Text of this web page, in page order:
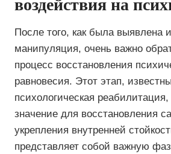
воздействия на
После того, как была выявлена
манипуляция, очень важно
процесс восстановления
равновесия. Этот этап,
психологическая
значение для восстановления
укрепления внутренней
представляет собой важную